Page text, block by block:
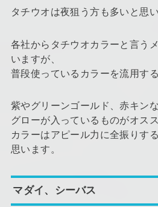
タチウオは夜狙う方も多いと思い
各社からタチウオカラーと言う
いますが、
普段使っているカラーを流用す
紫やグリーンゴールド、赤キン
グローが入っているものがオスス
カラーはアピール力に全振りす
思います。
マダイ、シーバス